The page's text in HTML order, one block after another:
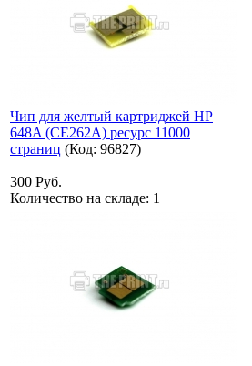
Чип для желтый картриджей HP
648A (CE262A) ресурс 11000
страниц (Код: 96827)
300 Руб.
Количество на складе: 1